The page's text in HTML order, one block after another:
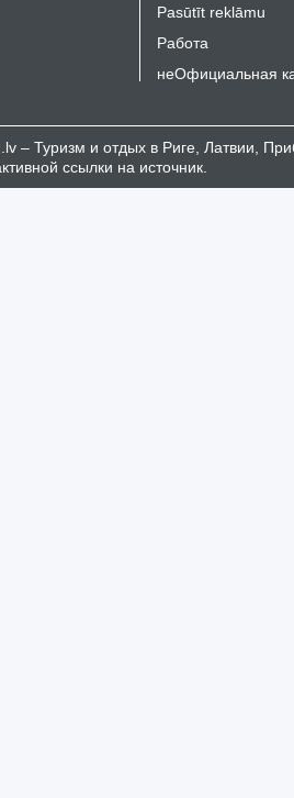
Pasūtīt reklāmu
Работа
неОфициальная
– Туризм и отдых в Риге, Латвии,
ссылки на источник.